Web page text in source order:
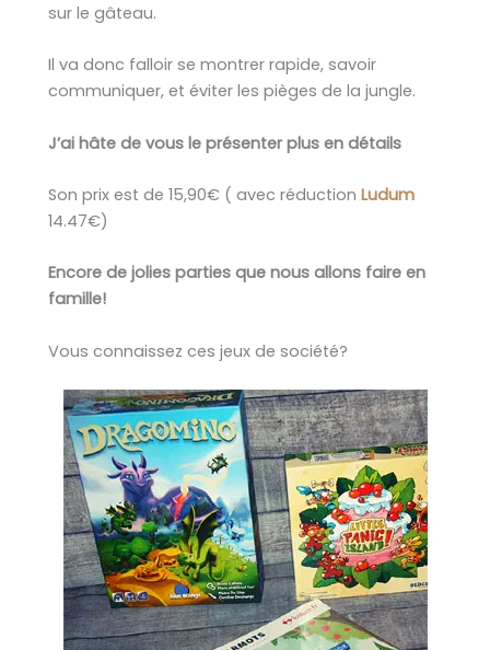
sur le gâteau.
Il va donc falloir se montrer rapide, savoir
communiquer, et éviter les pièges de la jungle.
J’ai hâte de vous le présenter plus en détails
Son prix est de 15,90€ ( avec réduction Ludum
14.47€)
Encore de jolies parties que nous allons faire en
famille!
Vous connaissez ces jeux de société?